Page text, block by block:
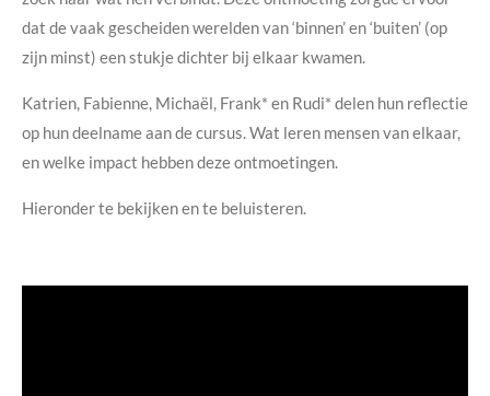
dat de vaak gescheiden werelden van ‘binnen’ en ‘buiten’ (op
zijn minst) een stukje dichter bij elkaar kwamen.
Katrien, Fabienne, Michaël, Frank* en Rudi* delen hun reflectie
op hun deelname aan de cursus. Wat leren mensen van elkaar,
en welke impact hebben deze ontmoetingen.
Hieronder te bekijken en te beluisteren.